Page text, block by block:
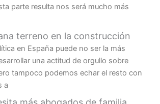
parte resulta nos será mucho más
terreno en la construcción
en España puede no ser la más
una actitud de orgullo sobre
tampoco podemos echar el resto con
a